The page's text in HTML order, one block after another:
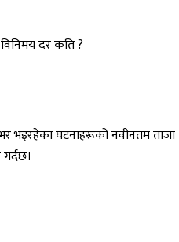
भइरहेका घटनाहरूको नवीनतम ताजा